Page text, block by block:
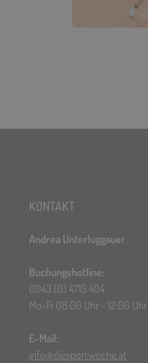
KONTAKT
Andrea Unterluggauer
Buchungshotline:
0043 (0) 4715 404
Mo-Fr 08:00 Uhr - 12:00 Uhr
E-Mail:
info@diesportwoche.at